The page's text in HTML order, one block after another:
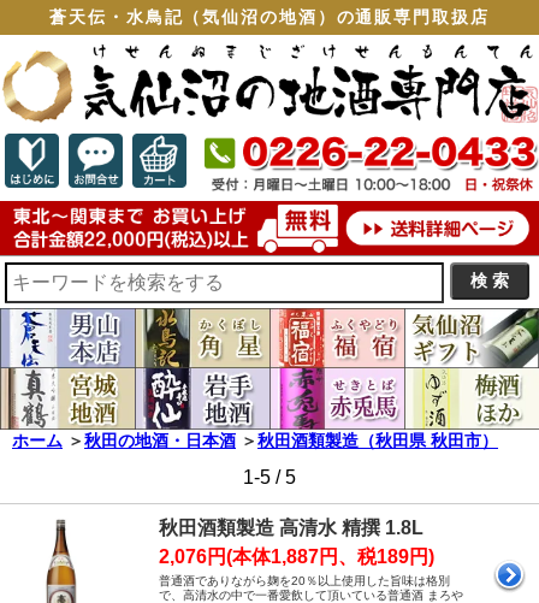
蒼天伝・水鳥記（気仙沼の地酒）の通販専門取扱店
ホーム ＞秋田の地酒・日本酒 ＞秋田酒類製造（秋田県 秋田市）
1-5 / 5
秋田酒類製造 高清水 精撰 1.8L
2,076円(本体1,887円、税189円)
普通酒でありながら麹を20％以上使用した旨味は格別
で、高清水の中で一番愛飲して頂いている普通酒 まろや